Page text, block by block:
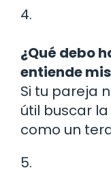
4.
¿Qué debo
entiende
Si tu pareja
útil buscar
como un
5.